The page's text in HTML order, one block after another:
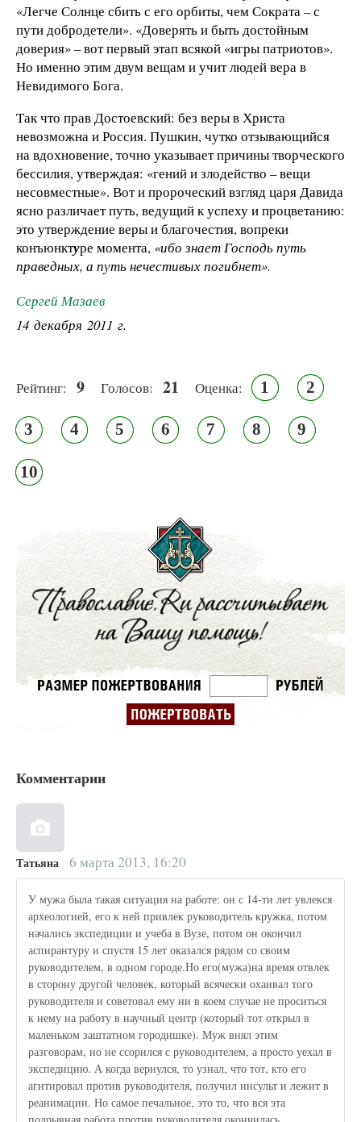
«Легче Солнце сбить с его орбиты, чем Сократа – с
пути добродетели». «Доверять и быть достойным
доверия» – вот первый этап всякой «игры патриотов».
Но именно этим двум вещам и учит людей вера в
Невидимого Бога.
Так что прав Достоевский: без веры в Христа
невозможна и Россия. Пушкин, чутко отзывающийся
на вдохновение, точно указывает причины творческого
бессилия, утверждая: «гений и злодейство – вещи
несовместные». Вот и пророческий взгляд царя Давида
ясно различает путь, ведущий к успеху и процветанию:
это утверждение веры и благочестия, вопреки
конъюнктуре момента, «ибо знает Господь путь
праведных, а путь нечестивых погибнет».
Сергей Мазаев
14 декабря 2011 г.
Рейтинг: 9 Голосов: 21 Оценка: 1 2
3 4 5 6 7 8 9
10
Комментарии
Татьяна 6 марта 2013, 16:20
У мужа была такая ситуация на работе: он с 14-ти лет увлекся
археологией, его к ней привлек руководитель кружка, потом
начались экспедиции и учеба в Вузе, потом он окончил
аспирантуру и спустя 15 лет оказался рядом со своим
руководителем, в одном городе.Но его(мужа)на время отвлек
в сторону другой человек, который всячески охаивал того
руководителя и советовал ему ни в коем случае не проситься
к нему на работу в научный центр (который тот открыл в
маленьком заштатном городишке). Муж внял этим
разговорам, но не ссорился с руководителем, а просто уехал в
экспедицию. А когда вернулся, то узнал, что тот, кто его
агитировал против руководителя, получил инсульт и лежит в
реанимации. Но самое печальное, это то, что вся эта